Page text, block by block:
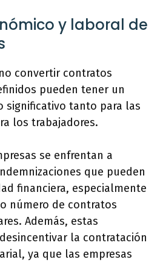
y laboral de
convertir contratos
pueden tener un
significativo tanto para las
los trabajadores.
se enfrentan a
que pueden
financiera, especialmente
número de contratos
Además, estas
la contratación
ya que las empresas